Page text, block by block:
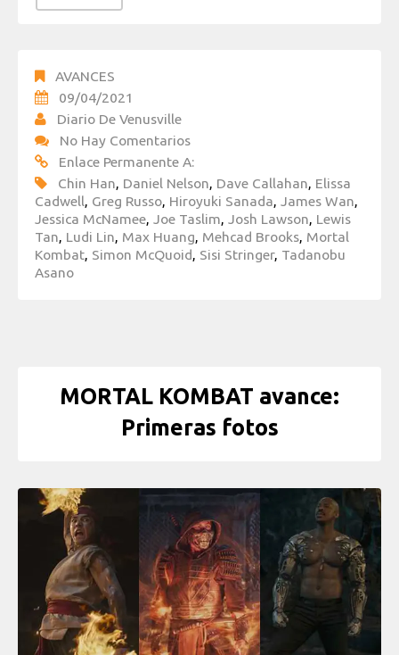
AVANCES
09/04/2021
Diario De Venusville
No Hay Comentarios
Enlace Permanente A:
Chin Han, Daniel Nelson, Dave Callahan, Elissa
Cadwell, Greg Russo, Hiroyuki Sanada, James Wan,
Jessica McNamee, Joe Taslim, Josh Lawson, Lewis
Tan, Ludi Lin, Max Huang, Mehcad Brooks, Mortal
Kombat, Simon McQuoid, Sisi Stringer, Tadanobu
Asano
MORTAL KOMBAT avance:
Primeras fotos